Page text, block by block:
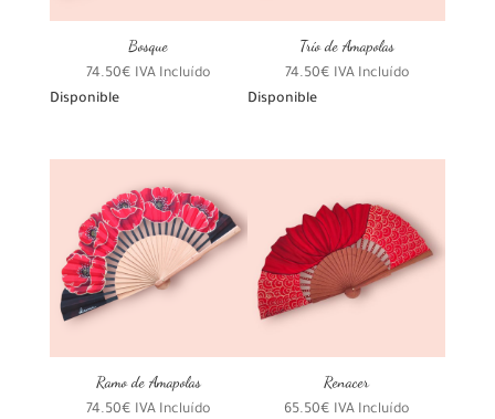
Bosque
74.50€ IVA Incluído
Disponible
Trío de Amapolas
74.50€ IVA Incluído
Disponible
Ramo de Amapolas
74.50€ IVA Incluído
Renacer
65.50€ IVA Incluído